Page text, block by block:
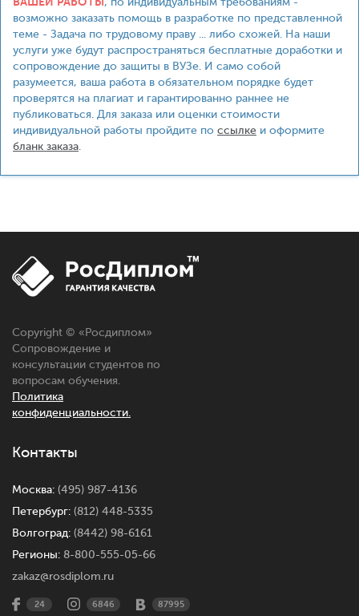
возможно заказать помощь в разработке по представленной
теме - Задача по трудовому праву ... либо схожей. На наши
услуги уже будут распространяться бесплатные доработки и
сопровождение до защиты в ВУЗе. И само собой
разумеется, ваша работа в обязательном порядке будет
проверятся на плагиат и гарантированно раннее не
публиковаться. Для заказа или оценки стоимости
индивидуальной работы пройдите по ссылке и оформите
бланк заказа
Copyright © «Росдиплом»
Сопровождение и
консультации студентов по
вопросам обучения.
Политика
конфиденциальности.
Контакты
Москва: (495) 987-4136
Петербург: (812) 448-5335
Волгоград: (8442) 98-6161
Регионы: 8-800-555-05-66
zakaz@rosdiplom.ru
24 6846 87995